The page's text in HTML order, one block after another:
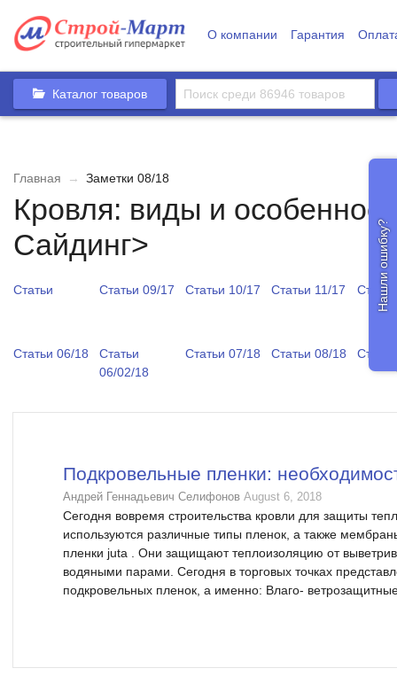
О компании Гарантия
Каталог товаров
Главная → Заметки 08/18
Кровля: виды и
Сайдинг>
Статьи Статьи 09/17 Статьи 10/17 Статьи 11/17
Статьи 06/18
Статьи
06/02/18
Статьи 07/18 Статьи 08/18
Подкровельные пленки:
Андрей Геннадьевич Селифонов August 6, 2018
Сегодня вовремя строительства кровли для защиты
используются различные типы пленок, а также
пленки juta . Они защищают теплоизоляцию от
водяными парами. Сегодня в торговых точках
подкровельных пленок, а именно: Влаго-
Нашли ошибку?